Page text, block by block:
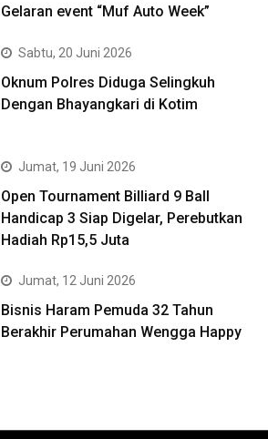
Gelaran event “Muf Auto Week”
Sabtu, 20 Juni 2026
Oknum Polres Diduga Selingkuh
Dengan Bhayangkari di Kotim
Jumat, 19 Juni 2026
Open Tournament Billiard 9 Ball
Handicap 3 Siap Digelar, Perebutkan
Hadiah Rp15,5 Juta
Jumat, 12 Juni 2026
Bisnis Haram Pemuda 32 Tahun
Berakhir Perumahan Wengga Happy